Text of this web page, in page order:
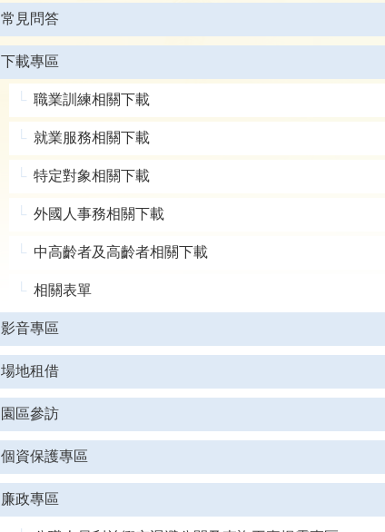
常見問答
下載專區
職業訓練相關下載
就業服務相關下載
特定對象相關下載
外國人事務相關下載
中高齡者及高齡者相關下載
相關表單
影音專區
場地租借
園區參訪
個資保護專區
廉政專區